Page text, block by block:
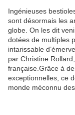
Ingénieuses
sont désormais les
globe. On les dit
dotées de multiples
intarissable
par Christine
française.Grâce à
exceptionnelles, ce
monde méconnu